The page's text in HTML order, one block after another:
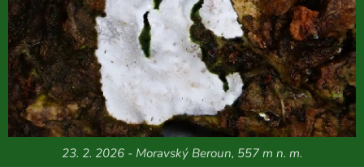
23. 2. 2026 - Moravský Beroun, 557 m n. m.